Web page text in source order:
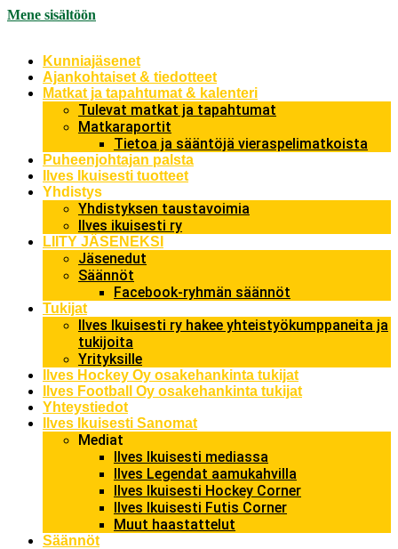
Mene sisältöön
Kunniajäsenet
Ajankohtaiset & tiedotteet
Matkat ja tapahtumat & kalenteri
Tulevat matkat ja tapahtumat
Matkaraportit
Tietoa ja sääntöjä vieraspelimatkoista
Puheenjohtajan palsta
Ilves Ikuisesti tuotteet
Yhdistys
Yhdistyksen taustavoimia
Ilves ikuisesti ry
LIITY JÄSENEKSI
Jäsenedut
Säännöt
Facebook-ryhmän säännöt
Tukijat
Ilves Ikuisesti ry hakee yhteistyökumppaneita ja
tukijoita
Yrityksille
Ilves Hockey Oy osakehankinta tukijat
Ilves Football Oy osakehankinta tukijat
Yhteystiedot
Ilves Ikuisesti Sanomat
Mediat
Ilves Ikuisesti mediassa
Ilves Legendat aamukahvilla
Ilves Ikuisesti Hockey Corner
Ilves Ikuisesti Futis Corner
Muut haastattelut
Säännöt